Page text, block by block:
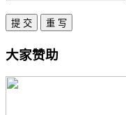
大家赞助